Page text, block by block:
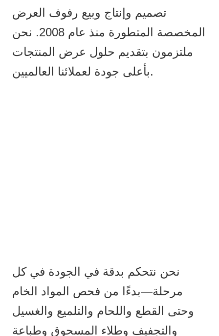
تصميم وإنتاج وبيع رفوف العرض
المخصصة المتطورة منذ عام 2008. نحن
ملتزمون بتقديم حلول عرض المنتجات
بأعلى جودة لعملائنا العالميين.
نحن نتحكم بدقة في الجودة في كل
مرحلة—بدءًا من فحص المواد الخام
وحتى القطع واللحام والتلميع والغسيل
والتجفيف وطلاء المسحوق وطباعة